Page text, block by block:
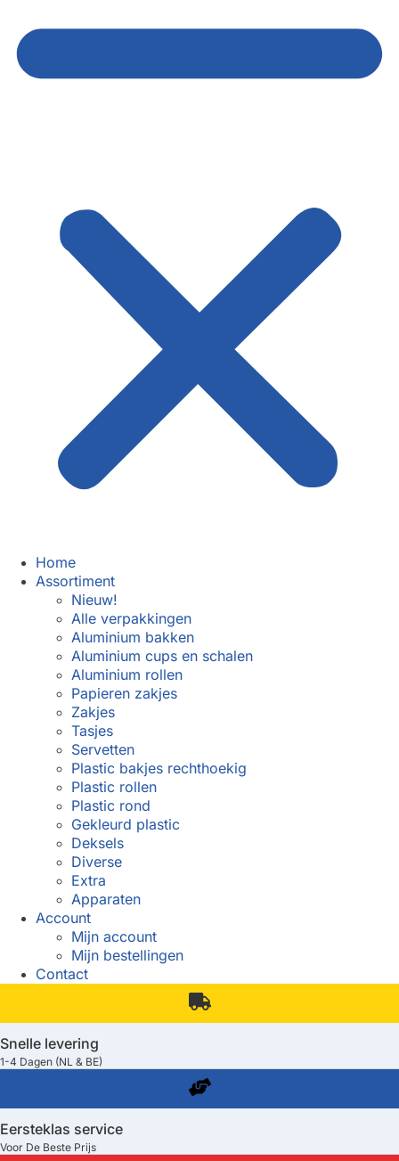
Home
Assortiment
Nieuw!
Alle verpakkingen
Aluminium bakken
Aluminium cups en schalen
Aluminium rollen
Papieren zakjes
Zakjes
Tasjes
Servetten
Plastic bakjes rechthoekig
Plastic rollen
Plastic rond
Gekleurd plastic
Deksels
Diverse
Extra
Apparaten
Account
Mijn account
Mijn bestellingen
Contact
Snelle levering
1-4 Dagen (NL & BE)
Eersteklas service
Voor De Beste Prijs